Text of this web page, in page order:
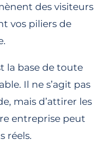
des visiteurs
vos piliers de
la base de toute
Il ne s’agit pas
mais d’attirer les
entreprise peut
réels.